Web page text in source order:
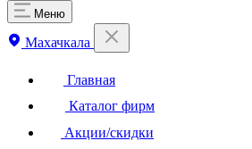
Меню
Махачкала
Главная
Каталог фирм
Акции/скидки